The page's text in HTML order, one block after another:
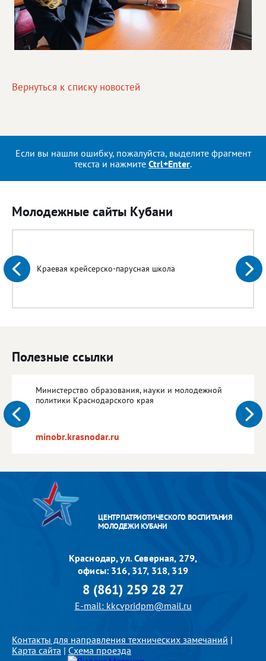
Вернуться к списку новостей
Если вы нашли ошибку, пожалуйста, выделите фрагмент
текста и нажмите Ctrl+Enter.
Молодежные сайты Кубани
Краевая крейсерско-парусная школа
Полезные ссылки
Министерство образования, науки и молодежной
политики Краснодарского края
minobr.krasnodar.ru
ЦЕНТР ПАТРИОТИЧЕСКОГО ВОСПИТАНИЯ
МОЛОДЕЖИ КУБАНИ
Краснодар, ул. Северная, 279,
офисы: 316, 317, 318, 319
8 (861) 259 28 27
E-mail: kkcvpridpm@mail.ru
Контакты для направления технических замечаний |
Карта сайта | Схема проезда